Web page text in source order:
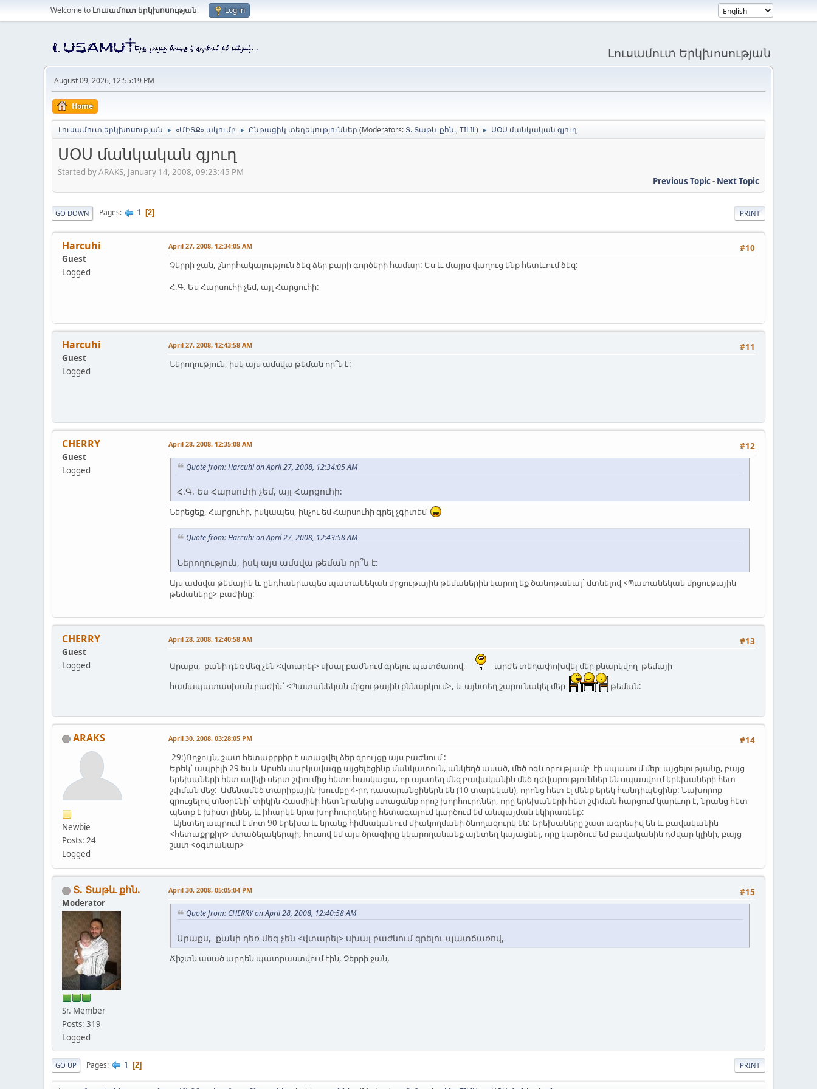
Welcome to Լուսամուտ երկխոսության. Log in
Լուսամուտ Երկխոսության
August 09, 2026, 12:55:19 PM
Home
Լուսամուտ երկխոսության ► «ՄԻՏՔ» ակումբ ► Ընթացիկ տեղեկություններ (Moderators: Տ. Տաթև քհն.,TILIL) ► ՍՕՍ մանկական գյուղ
ՍՕՍ մանկական գյուղ
Started by ARAKS, January 14, 2008, 09:23:45 PM
Previous Topic- Next Topic
PRINT
GO DOWN Pages 1 2
Harcuhi
Guest
Logged
#10
April 27, 2008, 12:34:05 AM
Չերրի ջան, շնորհակալություն ձեզ ձեր բարի գործերի համար: Ես և մայրս վաղուց ենք հետևում ձեզ:
Հ.Գ. Ես Հարսուհի չեմ, այլ Հարցուհի:
Harcuhi
Guest
Logged
#11
April 27, 2008, 12:43:58 AM
Ներողություն, իսկ այս ամսվա թեման որ՞ն է:
CHERRY
Guest
Logged
#12
April 28, 2008, 12:35:08 AM
Quote from: Harcuhi on April 27, 2008, 12:34:05 AM
Հ.Գ. Ես Հարսուհի չեմ, այլ Հարցուհի:
Ներեցեք, Հարցուհի, իսկապես, ինչու եմ Հարսուհի գրել չգիտեմ
Quote from: Harcuhi on April 27, 2008, 12:43:58 AM
Ներողություն, իսկ այս ամսվա թեման որ՞ն է:
Այս ամսվա թեմային և ընդհանրապես պատանեկան մրցութային թեմաներին կարող եք ծանոթանալ` մտնելով <Պատանեկան մրցութային
թեմաները> բաժինը:
CHERRY
Guest
Logged
#13
April 28, 2008, 12:40:58 AM
Արաքս, քանի դեռ մեզ չեն <վտարել> սխալ բաժնում գրելու պատճառով,
արժե տեղափոխվել մեր քնարկվող թեմայի
համապատասխան բաժին` <Պատանեկան մրցութային քննարկում>, և այնտեղ շարունակել մեր
թեման:
ARAKS
Newbie
Posts: 24
Logged
#14
April 30, 2008, 03:28:05 PM
29:)Ողջույն, շատ հետաքրքիր է ստացվել ձեր զրույցը այս բաժնում :
Երեկ` ապրիլի 29 ես և Արսեն սարկավագը այցելեցինք մանկատուն, անկեղծ ասած, մեծ ոգևորությամբ էի սպասում մեր այցելությանը, բայց
երեխաների հետ ավելի սերտ շփումից հետո հասկացա, որ այստեղ մեզ բավականին մեծ դժվարություններ են սպասվում երեխաների հետ
շփման մեջ: Ամենամեծ տարիքային խումբը 4-րդ դասարանցիներն են (10 տարեկան), որոնց հետ էլ մենք երեկ հանդիպեցինք: Նախորոք
զրուցելով տնօրենի` տիկին Հասմիկի հետ նրանից ստացանք որոշ խորհուրդներ, որը երեխաների հետ շփման հարցում կարևոր է, նրանց հետ
պետք է խիստ լինել, և իհարկե նրա խորհուրդները հետագայում կարծում եմ անպայման կկիրառենք:
Այնտեղ ապրում է մոտ 90 երեխա և նրանք հիմնականում միակողմանի ծնողազուրկ են: Երեխաները շատ ագրեսիվ են և բավականին
<հետաքրքիր> մտածելակերպի, հուսով եմ այս ծրագիրը կկարողանանք այնտեղ կայացնել, որը կարծում եմ բավականին դժվար կլինի, բայց
շատ <օգտակար>
Տ. Տաթև քհն.
Moderator
Sr. Member
Posts: 319
Logged
#15
April 30, 2008, 05:05:04 PM
Quote from: CHERRY on April 28, 2008, 12:40:58 AM
Արաքս, քանի դեռ մեզ չեն <վտարել> սխալ բաժնում գրելու պատճառով,
Ճիշտն ասած արդեն պատրաստվում էին, Չերրի ջան,
PRINT
GO UP Pages 1 2